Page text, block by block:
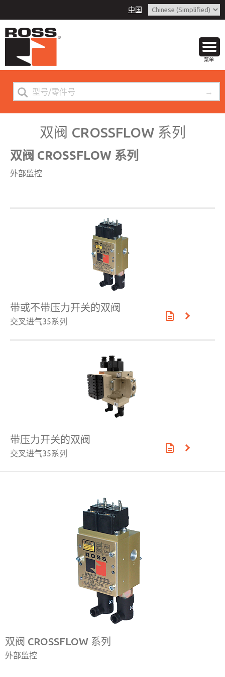
中国
菜单
双阀 CROSSFLOW 系列
双阀 CROSSFLOW 系列
外部监控
带或不带压力开关的双阀
交叉进气35系列
带压力开关的双阀
交叉进气35系列
双阀 CROSSFLOW 系列
外部监控
Download Documents Heading